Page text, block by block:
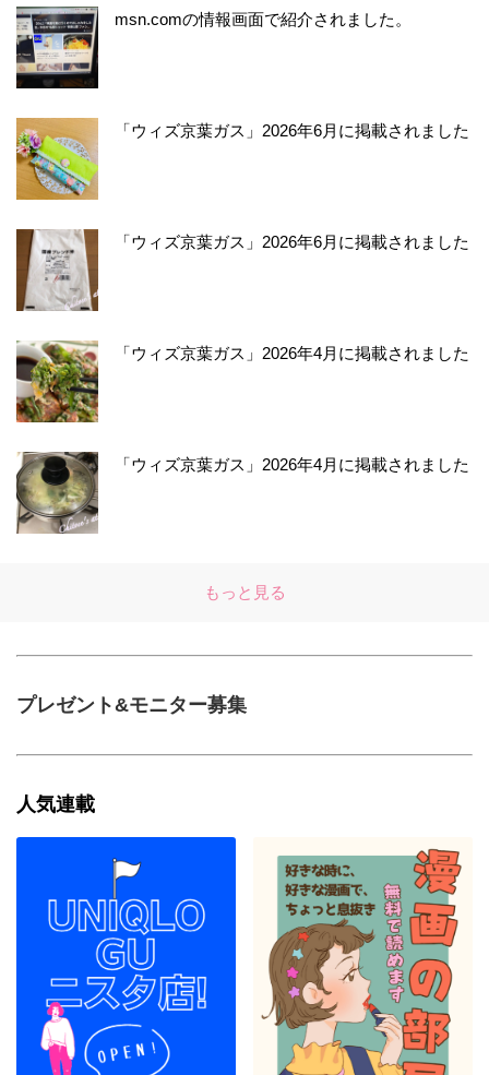
msn.comの情報画面で紹介されました。
「ウィズ京葉ガス」2026年6月に掲載されました
「ウィズ京葉ガス」2026年6月に掲載されました
「ウィズ京葉ガス」2026年4月に掲載されました
「ウィズ京葉ガス」2026年4月に掲載されました
もっと見る
プレゼント&モニター募集
人気連載